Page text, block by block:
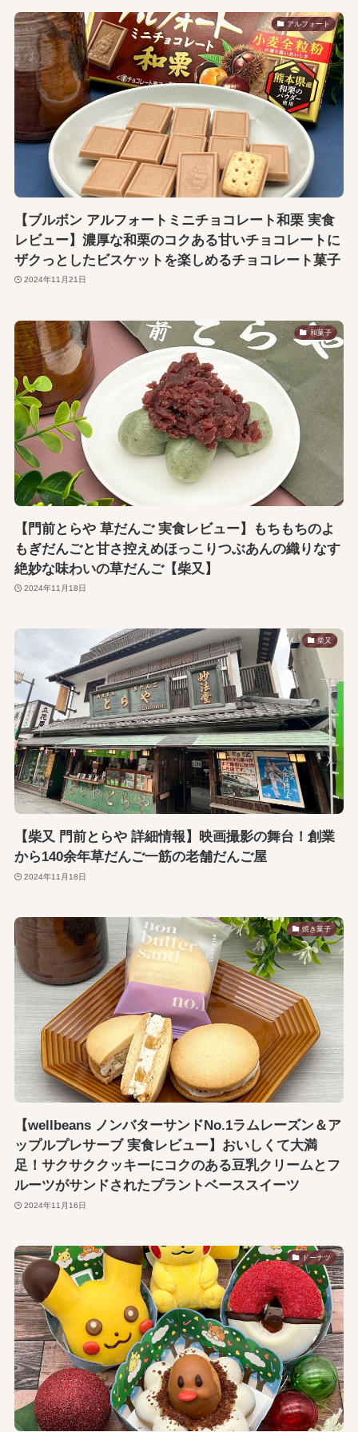
アルフォート
【ブルボン アルフォートミニチョコレート和栗 実食
レビュー】濃厚な和栗のコクある甘いチョコレートに
ザクっとしたビスケットを楽しめるチョコレート菓子
2024年11月21日
和菓子
【門前とらや 草だんご 実食レビュー】もちもちのよ
もぎだんごと甘さ控えめほっこりつぶあんの織りなす
絶妙な味わいの草だんご【柴又】
2024年11月18日
柴又
【柴又 門前とらや 詳細情報】映画撮影の舞台！創業
から140余年草だんご一筋の老舗だんご屋
2024年11月18日
焼き菓子
【wellbeans ノンバターサンドNo.1ラムレーズン＆ア
ップルプレサーブ 実食レビュー】おいしくて大満
足！サクサククッキーにコクのある豆乳クリームとフ
ルーツがサンドされたプラントベーススイーツ
2024年11月16日
ドーナツ